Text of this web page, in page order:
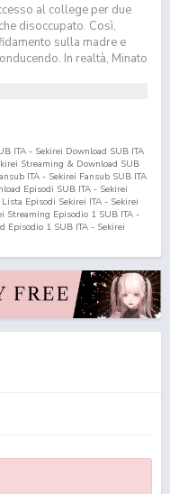
al college per due
disoccupato. Così,
sulla madre e
In realtà, Minato
ITA - Sekirei Download SUB ITA
Streaming & Download SUB
ITA - Sekirei Fansub SUB ITA
Episodi SUB ITA - Sekirei
Episodi Sekirei ITA - Sekirei
Streaming Episodio 1 SUB ITA -
Episodio 1 SUB ITA - Sekirei